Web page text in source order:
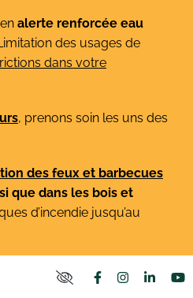
alerte renforcée eau
des usages de
dans votre
, prenons soin les uns des
des feux et barbecues
que dans les bois et
d’incendie jusqu’au
Lien vers le
Lien vers
Lien